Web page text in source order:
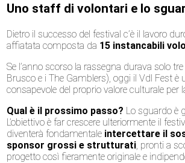
Uno staff di volontari e lo
Dietro il successo del festival c’è il lavoro
affiatata composta da 15 instancabili
Se l’anno scorso la rassegna durava solo
Brusco e i The Gamblers), oggi il Vdl Fest è
consapevole del proprio valore culturale per
Qual è il prossimo passo? Lo sguardo è
L’obiettivo è far crescere ulteriormente il
diventerà fondamentale intercettare il
sponsor grossi e strutturati , pronti a
progetto così fieramente originale e